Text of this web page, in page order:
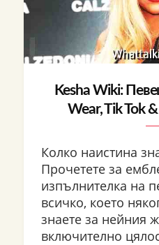
Kesha Wiki:
Wear, Tik Tok
Колко наистина
Прочетете за
изпълнителка на
всичко, което
знаете за нейния
включително